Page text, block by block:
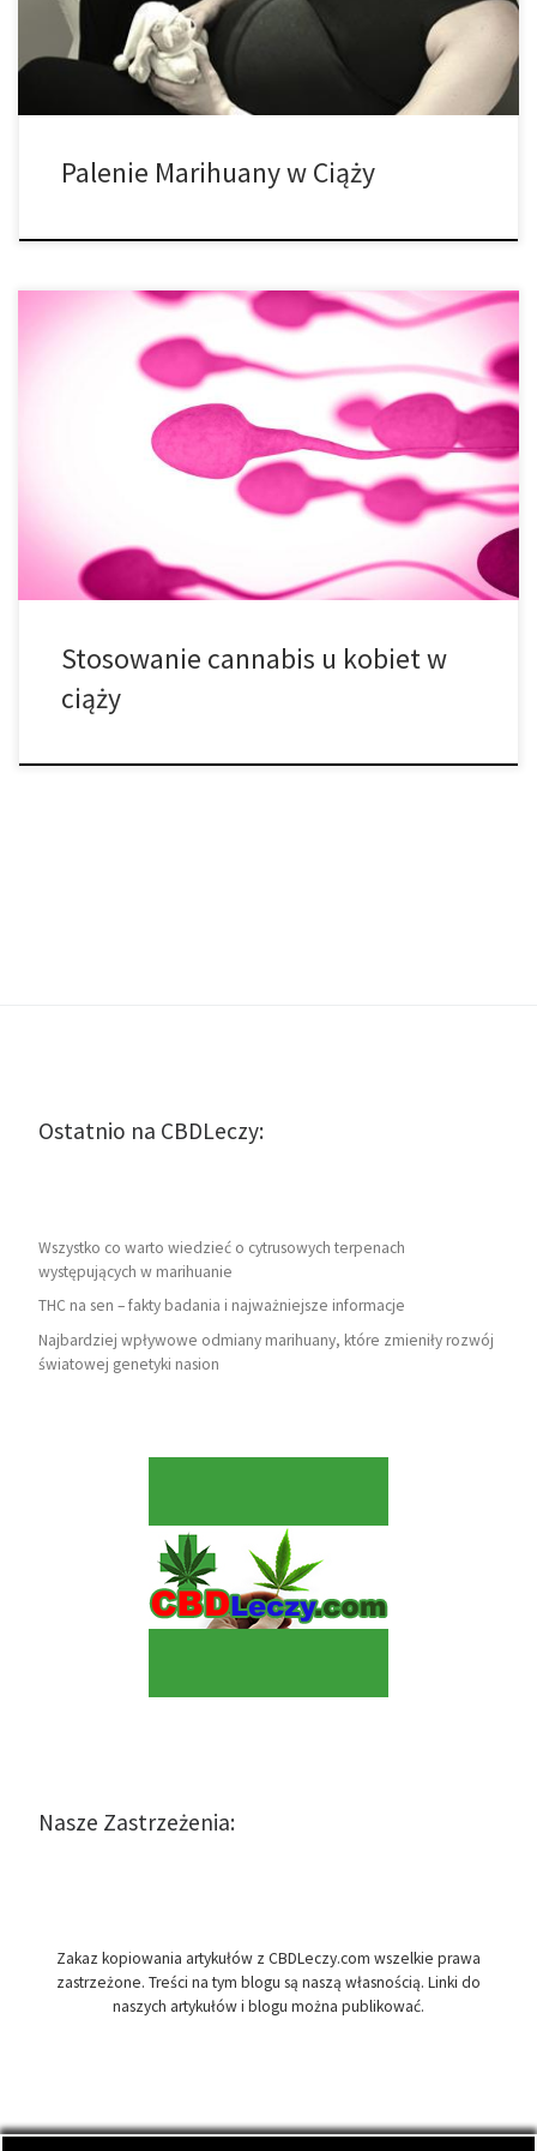
gorsze), czyniąc palenie mniej atrakcyjnym. Czy […]
Palenie Marihuany w Ciąży
Cannabis stosowane było od tysięcy lat przez kobiety w ciąży.
Marihuana oferuje wiele zalet dla kobiet, które muszą znosić
ogromny stres związany z porodem dziecka. „Poranne mdłości”
to jedna z najczęstszych dolegliwości występujących podczas
ciąży – cannabis dobrze znane jest ze swoich właściwości
zapobiegających mdłościom oraz pobudzania apetytu.
Stosowanie cannabis u kobiet w
ciąży
Ostatnio na CBDLeczy:
Wszystko co warto wiedzieć o cytrusowych terpenach
występujących w marihuanie
THC na sen – fakty badania i najważniejsze informacje
Najbardziej wpływowe odmiany marihuany, które zmieniły rozwój
światowej genetyki nasion
Nasze Zastrzeżenia:
Zakaz kopiowania artykułów z CBDLeczy.com wszelkie prawa
zastrzeżone. Treści na tym blogu są naszą własnością. Linki do
naszych artykułów i blogu można publikować.